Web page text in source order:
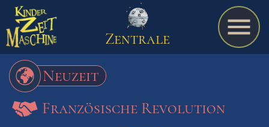
Spiel
Zentrale
Neuzeit
Französische Revolution